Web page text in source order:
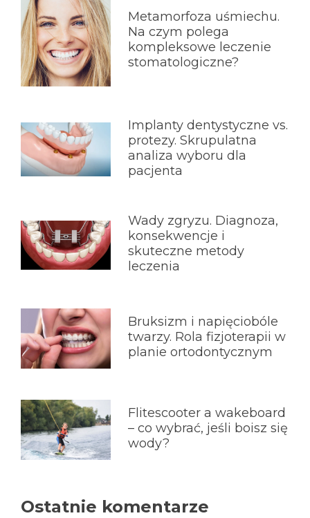
Metamorfoza uśmiechu.
Na czym polega
kompleksowe leczenie
stomatologiczne?
Implanty dentystyczne vs.
protezy. Skrupulatna
analiza wyboru dla
pacjenta
Wady zgryzu. Diagnoza,
konsekwencje i
skuteczne metody
leczenia
Bruksizm i napięciobóle
twarzy. Rola fizjoterapii w
planie ortodontycznym
Flitescooter a wakeboard
– co wybrać, jeśli boisz się
wody?
Ostatnie komentarze